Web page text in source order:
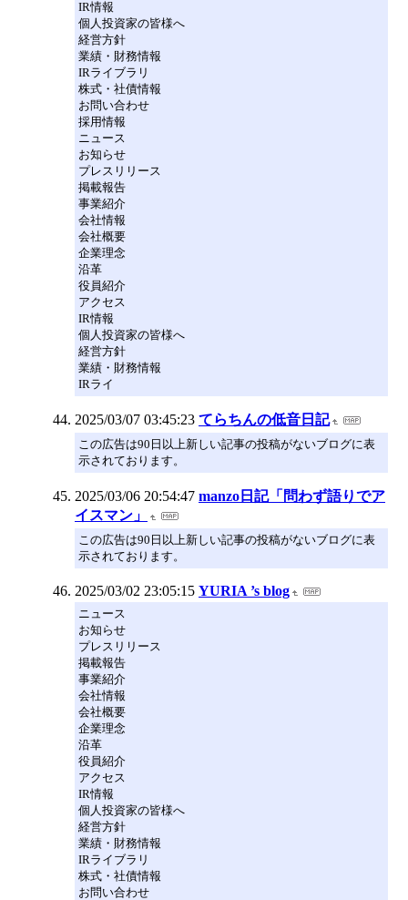
IR情報
個人投資家の皆様へ
経営方針
業績・財務情報
IRライブラリ
株式・社債情報
お問い合わせ
採用情報
ニュース
お知らせ
プレスリリース
掲載報告
事業紹介
会社情報
会社概要
企業理念
沿革
役員紹介
アクセス
IR情報
個人投資家の皆様へ
経営方針
業績・財務情報
IRライ
2025/03/07 03:45:23 てらちんの低音日記
この広告は90日以上新しい記事の投稿がないブログに表
示されております。
2025/03/06 20:54:47 manzo日記「問わず語りでア
イスマン」
この広告は90日以上新しい記事の投稿がないブログに表
示されております。
2025/03/02 23:05:15 YURIA ’s blog
ニュース
お知らせ
プレスリリース
掲載報告
事業紹介
会社情報
会社概要
企業理念
沿革
役員紹介
アクセス
IR情報
個人投資家の皆様へ
経営方針
業績・財務情報
IRライブラリ
株式・社債情報
お問い合わせ